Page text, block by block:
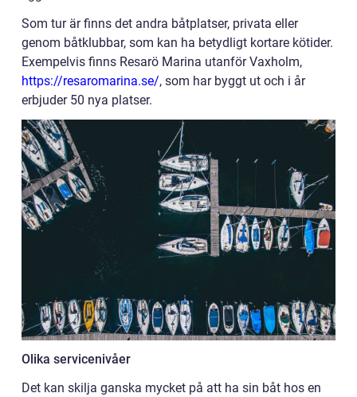
Som tur är finns det andra båtplatser, privata eller
genom båtklubbar, som kan ha betydligt kortare kötider.
Exempelvis finns Resarö Marina utanför Vaxholm,
https://resaromarina.se/, som har byggt ut och i år
erbjuder 50 nya platser.
Olika servicenivåer
Det kan skilja ganska mycket på att ha sin båt hos en